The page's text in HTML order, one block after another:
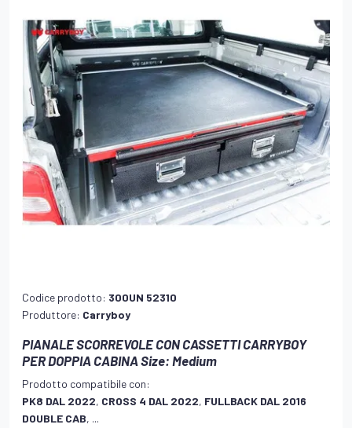
Codice prodotto: 300UN 52310
Produttore: Carryboy
PIANALE SCORREVOLE CON CASSETTI CARRYBOY
PER DOPPIA CABINA Size: Medium
Prodotto compatibile con:
PK8 DAL 2022, CROSS 4 DAL 2022, FULLBACK DAL 2016
DOUBLE CAB, ...